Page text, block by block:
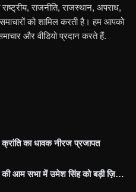
राजनीति, राजस्थान, अपराध,
को शामिल करती है। हम आपको
और वीडियो प्रदान करते हैं.
का धावक नीरज प्रजापत
की आम सभा में उमेश सिंह को बड़ी ज़ि…